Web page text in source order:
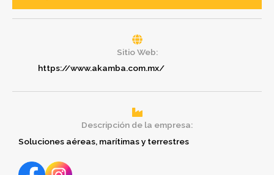
Sitio Web:
https://www.akamba.com.mx/
Descripción de la empresa:
Soluciones aéreas, marítimas y terrestres